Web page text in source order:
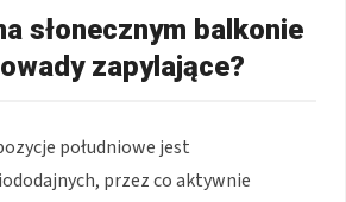
słonecznym balkonie
zapylające?
południowe jest
przez co aktywnie